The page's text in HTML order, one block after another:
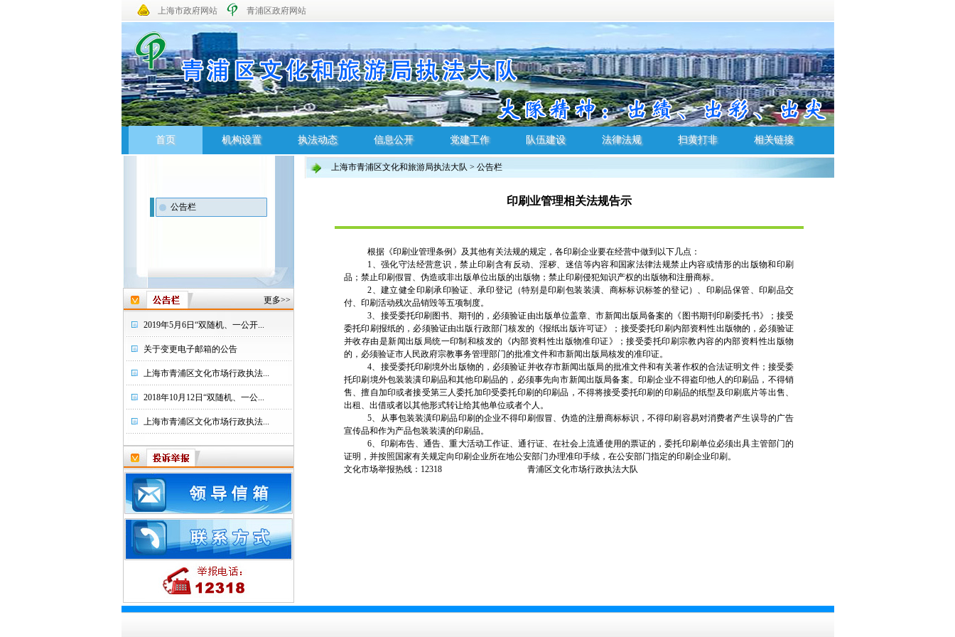
上海市政府网站 青浦区政府网站
首页 机构设置 执法动态
执法动态
信息公开
信息公开
党建工作
党建工作
队伍建设 法律法规 扫黄打非 相关链接
相关链接
公告栏
更多>>
2019年5月6日“双随机、一公开...
关于变更电子邮箱的公告
上海市青浦区文化市场行政执法...
2018年10月12日“双随机、一公...
上海市青浦区文化市场行政执法...
上海市青浦区文化和旅游局执法大队 > 公告栏
印刷业管理相关法规告示
根据《印刷业管理条例》及其他有关法规的规定，各印刷企业要在经营中做到以下几点：
1、强化守法经营意识，禁止印刷含有反动、淫秽、迷信等内容和国家法律法规禁止内容或情形的出版物和印刷
品；禁止印刷假冒、伪造或非出版单位出版的出版物；禁止印刷侵犯知识产权的出版物和注册商标。
2、建立健全印刷承印验证、承印登记（特别是印刷包装装潢、商标标识标签的登记）、印刷品保管、印刷品交
付、印刷活动残次品销毁等五项制度。
3、接受委托印刷图书、期刊的，必须验证由出版单位盖章、市新闻出版局备案的《图书期刊印刷委托书》；接受
委托印刷报纸的，必须验证由出版行政部门核发的《报纸出版许可证》；接受委托印刷内部资料性出版物的，必须验证
并收存由是新闻出版局统一印制和核发的《内部资料性出版物准印证》；接受委托印刷宗教内容的内部资料性出版物
的，必须验证市人民政府宗教事务管理部门的批准文件和市新闻出版局核发的准印证。
4、接受委托印刷境外出版物的，必须验证并收存市新闻出版局的批准文件和有关著作权的合法证明文件；接受委
托印刷境外包装装潢印刷品和其他印刷品的，必须事先向市新闻出版局备案。印刷企业不得盗印他人的印刷品，不得销
售、擅自加印或者接受第三人委托加印受委托印刷的印刷品，不得将接受委托印刷的印刷品的纸型及印刷底片等出售、
出租、出借或者以其他形式转让给其他单位或者个人。
5、从事包装装潢印刷品印刷的企业不得印刷假冒、伪造的注册商标标识，不得印刷容易对消费者产生误导的广告
宣传品和作为产品包装装潢的印刷品。
6、印刷布告、通告、重大活动工作证、通行证、在社会上流通使用的票证的，委托印刷单位必须出具主管部门的
证明，并按照国家有关规定向印刷企业所在地公安部门办理准印手续，在公安部门指定的印刷企业印刷。
文化市场举报热线：12318 青浦区文化市场行政执法大队